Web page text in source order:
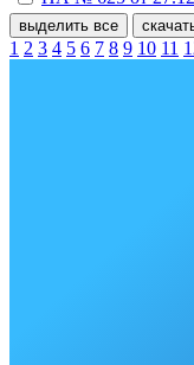
выделить все
1 2 3 4 5 6 7 8 9 10 11